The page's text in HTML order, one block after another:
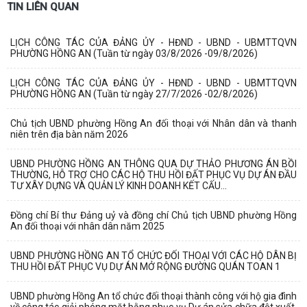
TIN LIÊN QUAN
LỊCH CÔNG TÁC CỦA ĐẢNG ỦY - HĐND - UBND - UBMTTQVN
PHƯỜNG HỒNG AN (Tuần từ ngày 03/8/2026 -09/8/2026)
LỊCH CÔNG TÁC CỦA ĐẢNG ỦY - HĐND - UBND - UBMTTQVN
PHƯỜNG HỒNG AN (Tuần từ ngày 27/7/2026 -02/8/2026)
Chủ tịch UBND phường Hồng An đối thoại với Nhân dân và thanh
niên trên địa bàn năm 2026
UBND PHƯỜNG HỒNG AN THÔNG QUA DỰ THẢO PHƯƠNG ÁN BỒI
THƯỜNG, HỖ TRỢ CHO CÁC HỘ THU HỒI ĐẤT PHỤC VỤ DỰ ÁN ĐẦU
TƯ XÂY DỰNG VÀ QUẢN LÝ KINH DOANH KẾT CẤU...
Đồng chí Bí thư Đảng uỷ và đồng chí Chủ tịch UBND phường Hồng
An đối thoại với nhân dân năm 2025
UBND PHƯỜNG HỒNG AN TỔ CHỨC ĐỐI THOẠI VỚI CÁC HỘ DÂN BỊ
THU HỒI ĐẤT PHỤC VỤ DỰ ÁN MỞ RỘNG ĐƯỜNG QUÁN TOAN 1
UBND phường Hồng An tổ chức đối thoại thành công với hộ gia đình